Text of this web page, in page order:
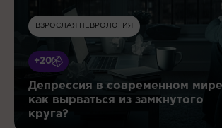
ВЗРОСЛАЯ НЕВРОЛОГИЯ
+20
Депрессия в современном
как вырваться из замкнутого
круга?